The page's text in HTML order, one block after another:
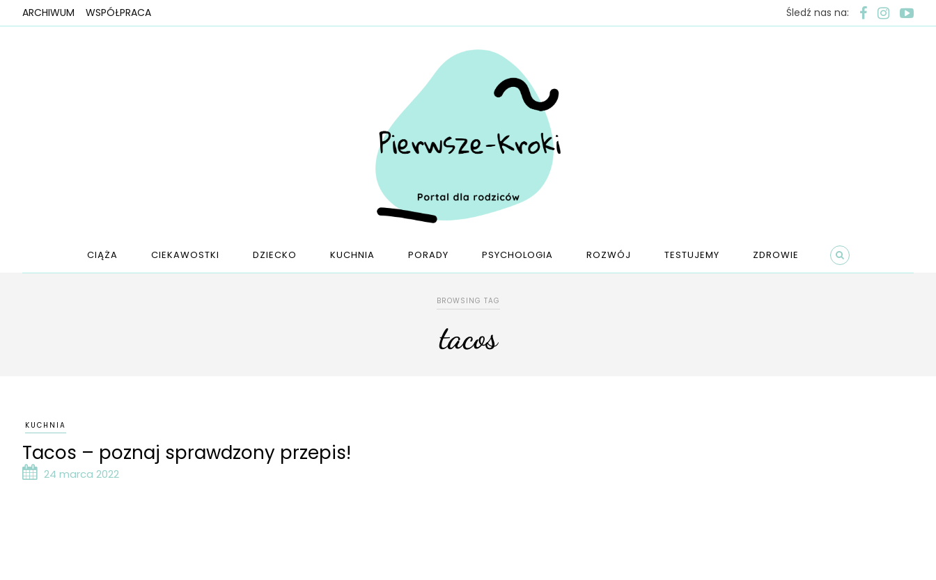
ARCHIWUM WSPÓŁPRACA Śledź nas na:
CIĄŻA CIEKAWOSTKI DZIECKO KUCHNIA PORADY PSYCHOLOGIA ROZWÓJ TESTUJEMY ZDROWIE
BROWSING TAG
tacos
KUCHNIA
Tacos – poznaj sprawdzony przepis!
24 marca 2022